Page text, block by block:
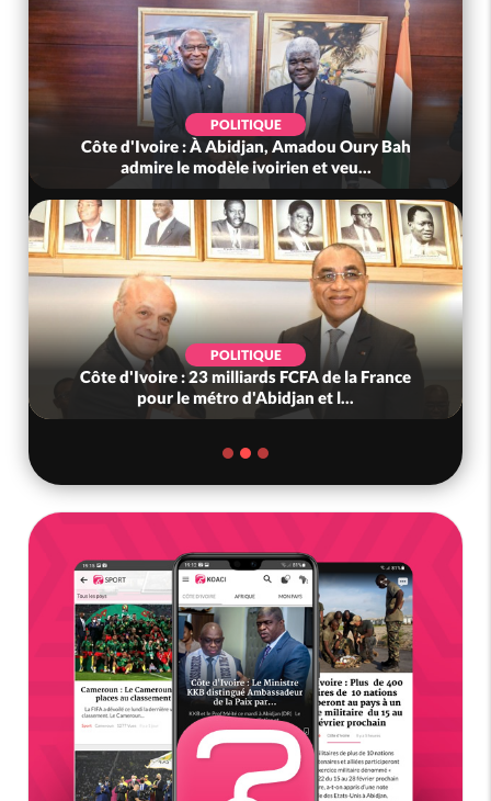
POLITIQUE
Côte d'Ivoire : À Abidjan, Amadou Oury Bah
admire le modèle ivoirien et veu...
POLITIQUE
Côte d'Ivoire : 23 milliards FCFA de la France
pour le métro d'Abidjan et l...